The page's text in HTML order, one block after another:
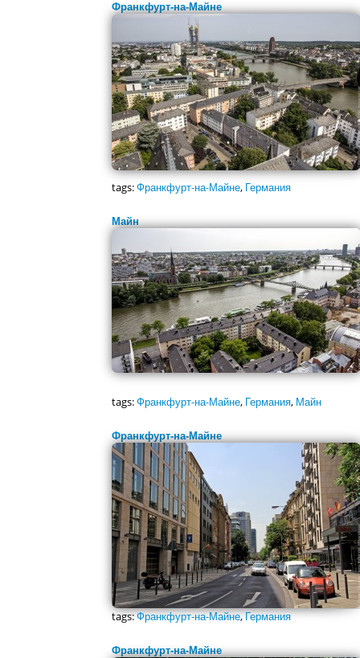
Франкфурт-на-Майне
tags:Франкфурт-на-Майне, Германия
Майн
tags:Франкфурт-на-Майне, Германия, Майн
Франкфурт-на-Майне
tags:Франкфурт-на-Майне,Германия
Франкфурт-на-Майне